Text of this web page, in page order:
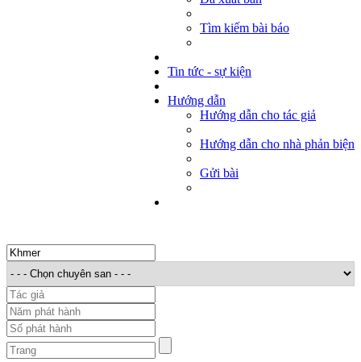
Tìm kiếm bài báo
Tin tức - sự kiện
Hướng dẫn
Hướng dẫn cho tác giả
Hướng dẫn cho nhà phản biện
Gửi bài